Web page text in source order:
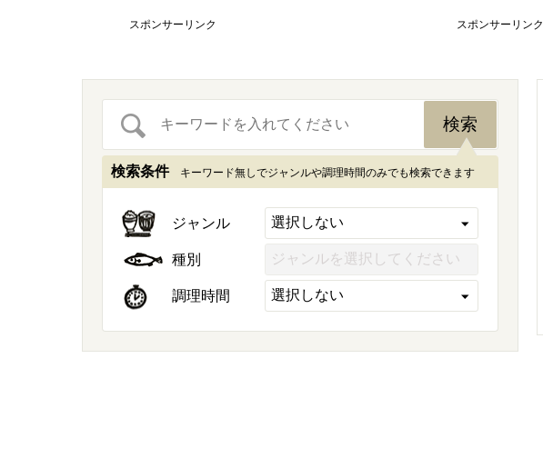
スポンサーリンク スポンサーリンク
検索条件 キーワード無しでジャンルや調理時間のみでも検索できます
ジャンル
種別
調理時間